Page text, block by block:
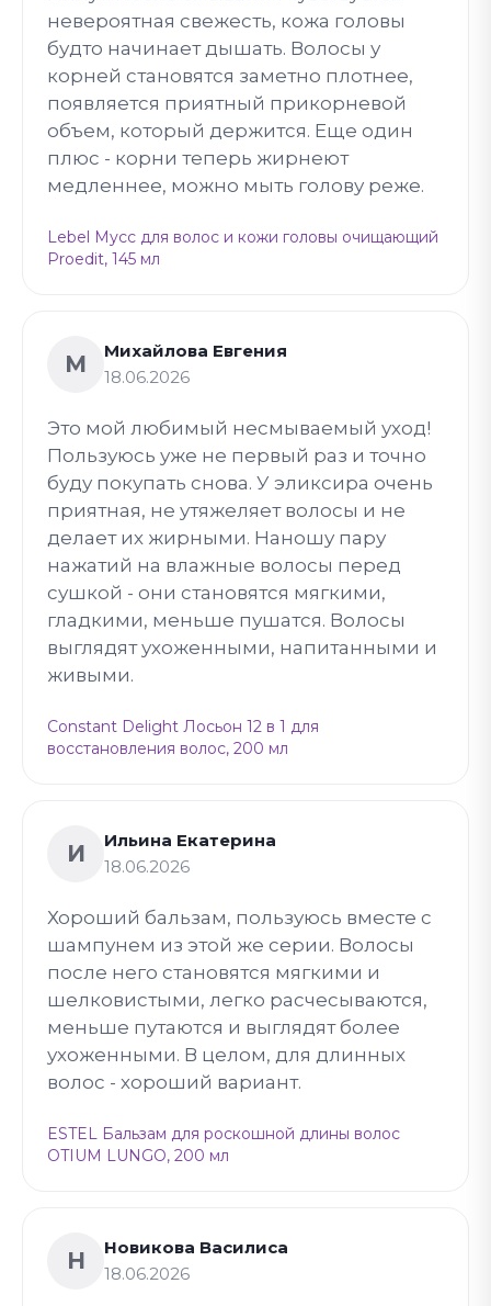
невероятная свежесть, кожа головы
будто начинает дышать. Волосы у
корней становятся заметно плотнее,
появляется приятный прикорневой
объем, который держится. Еще один
плюс - корни теперь жирнеют
медленнее, можно мыть голову реже.
Lebel Мусс для волос и кожи головы очищающий
Proedit, 145 мл
М
Михайлова Евгения
18.06.2026
Это мой любимый несмываемый уход!
Пользуюсь уже не первый раз и точно
буду покупать снова. У эликсира очень
приятная, не утяжеляет волосы и не
делает их жирными. Наношу пару
нажатий на влажные волосы перед
сушкой - они становятся мягкими,
гладкими, меньше пушатся. Волосы
выглядят ухоженными, напитанными и
живыми.
Constant Delight Лосьон 12 в 1 для
восстановления волос, 200 мл
И
Ильина Екатерина
18.06.2026
Хороший бальзам, пользуюсь вместе с
шампунем из этой же серии. Волосы
после него становятся мягкими и
шелковистыми, легко расчесываются,
меньше путаются и выглядят более
ухоженными. В целом, для длинных
волос - хороший вариант.
ESTEL Бальзам для роскошной длины волос
OTIUM LUNGO, 200 мл
Н
Новикова Василиса
18.06.2026